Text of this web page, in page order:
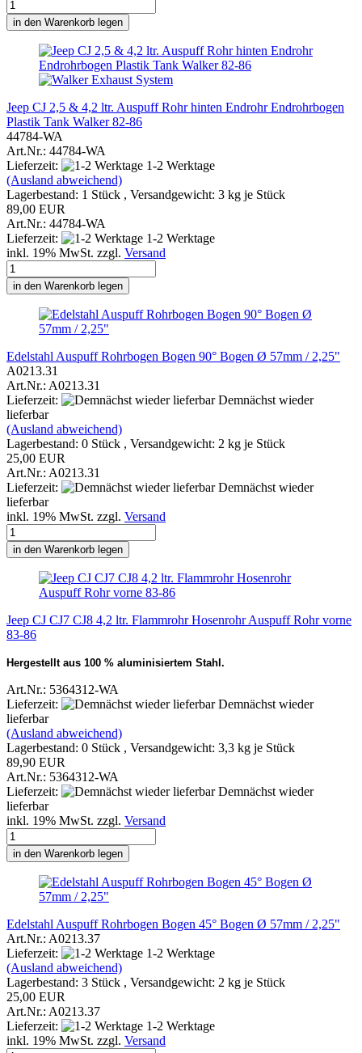
in den Warenkorb legen
Jeep CJ 2,5 & 4,2 ltr. Auspuff Rohr hinten Endrohr Endrohrbogen
Plastik Tank Walker 82-86
44784-WA
Art.Nr.: 44784-WA
Lieferzeit:
1-2 Werktage
(Ausland abweichend)
Lagerbestand: 1 Stück , Versandgewicht: 3 kg je Stück
89,00 EUR
Art.Nr.: 44784-WA
Lieferzeit:
1-2 Werktage
inkl. 19% MwSt. zzgl. Versand
in den Warenkorb legen
Edelstahl Auspuff Rohrbogen Bogen 90° Bogen Ø 57mm / 2,25"
A0213.31
Art.Nr.: A0213.31
Lieferzeit:
Demnächst wieder
lieferbar
(Ausland abweichend)
Lagerbestand: 0 Stück , Versandgewicht: 2 kg je Stück
25,00 EUR
Art.Nr.: A0213.31
Lieferzeit:
Demnächst wieder
lieferbar
inkl. 19% MwSt. zzgl. Versand
in den Warenkorb legen
Jeep CJ CJ7 CJ8 4,2 ltr. Flammrohr Hosenrohr Auspuff Rohr vorne
83-86
Hergestellt aus 100 % aluminisiertem Stahl.
Art.Nr.: 5364312-WA
Lieferzeit:
Demnächst wieder
lieferbar
(Ausland abweichend)
Lagerbestand: 0 Stück , Versandgewicht: 3,3 kg je Stück
89,90 EUR
Art.Nr.: 5364312-WA
Lieferzeit:
Demnächst wieder
lieferbar
inkl. 19% MwSt. zzgl. Versand
in den Warenkorb legen
Edelstahl Auspuff Rohrbogen Bogen 45° Bogen Ø 57mm / 2,25"
Art.Nr.: A0213.37
Lieferzeit:
1-2 Werktage
(Ausland abweichend)
Lagerbestand: 3 Stück , Versandgewicht: 2 kg je Stück
25,00 EUR
Art.Nr.: A0213.37
Lieferzeit:
1-2 Werktage
inkl. 19% MwSt. zzgl. Versand